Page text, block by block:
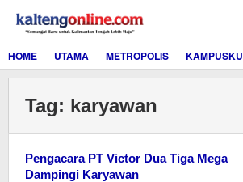
konten
HOME
UTAMA METROPOLIS KAMPUSKU
Tag: karyawan
Pengacara PT Victor Dua Tiga Mega
Dampingi Karyawan